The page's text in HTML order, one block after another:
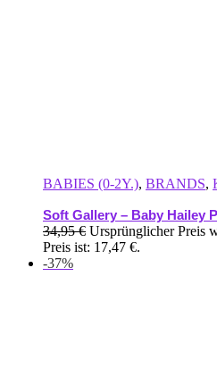
BABIES (0-2Y.), BRANDS,
Soft Gallery – Baby Hailey
34,95€ Ursprünglicher Preis
Preis ist: 17,47 €.
-37%